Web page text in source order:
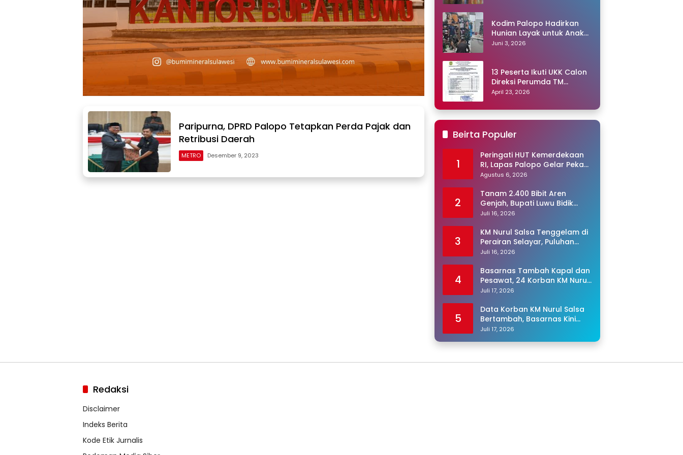
Paripurna, DPRD Palopo Tetapkan Perda Pajak dan
Retribusi Daerah
METRO Desember 9, 2023
Kodim Palopo Hadirkan
Hunian Layak untuk Anak
Panti
Juni 3, 2026
13 Peserta Ikuti UKK Calon
Direksi Perumda TM
Palopo, Ris Akril Raih
April 23, 2026
Beirta Populer
1
Peringati HUT Kemerdekaan
RI, Lapas Palopo Gelar Pekan
Olahraga untuk Warga
Agustus 6, 2026
2
Tanam 2.400 Bibit Aren
Genjah, Bupati Luwu Bidik
Sentra Produksi Gula Aren
Juli 16, 2026
3
KM Nurul Salsa Tenggelam di
Perairan Selayar, Puluhan
Penumpang Masih Hilang
Juli 16, 2026
4
Basarnas Tambah Kapal dan
Pesawat, 24 Korban KM Nurul
Salsa Masih Dicari
Juli 17, 2026
5
Data Korban KM Nurul Salsa
Bertambah, Basarnas Kini
Cari 25 Orang yang Masih
Juli 17, 2026
Redaksi
Disclaimer
Indeks Berita
Kode Etik Jurnalis